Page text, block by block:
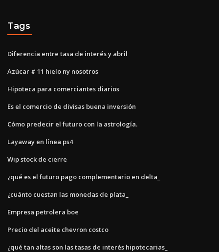
Tags
Diferencia entre tasa de interés y abril
Azúcar # 11 hielo ny nosotros
Hipoteca para comerciantes diarios
Es el comercio de divisas buena inversión
Cómo predecir el futuro con la astrología.
Layaway en línea ps4
Wip stock de cierre
¿qué es el futuro pago complementario en delta_
¿cuánto cuestan las monedas de plata_
Empresa petrolera boe
Precio del aceite chevron costco
¿qué tan altas son las tasas de interés hipotecarias_